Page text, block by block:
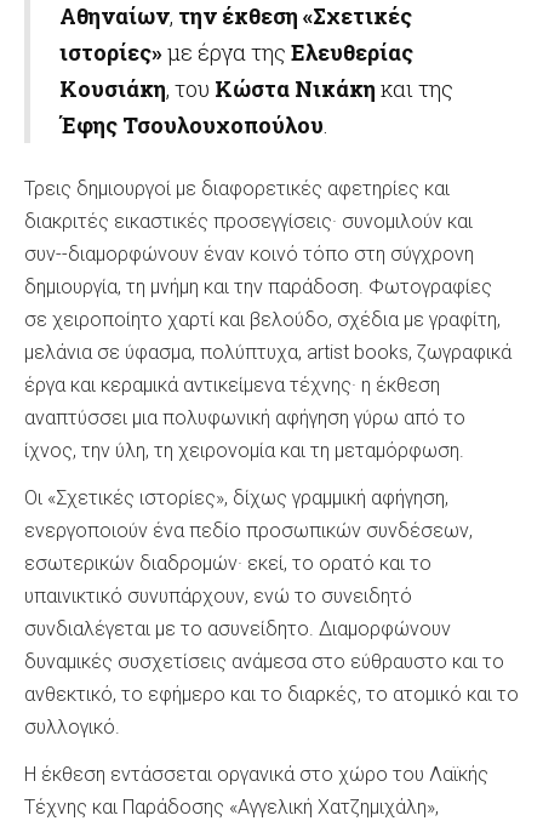
Αθηναίων, την έκθεση «Σχετικές
ιστορίες»με έργα της Ελευθερίας
Κουσιάκη, του Κώστα Νικάκη και της
Έφης Τσουλουχοπούλου.
Τρεις δημιουργοί με διαφορετικές αφετηρίες και
διακριτές εικαστικές προσεγγίσεις· συνομιλούν και
συν--διαμορφώνουν έναν κοινό τόπο στη σύγχρονη
δημιουργία, τη μνήμη και την παράδοση. Φωτογραφίες
σε χειροποίητο χαρτί και βελούδο, σχέδια με γραφίτη,
μελάνια σε ύφασμα, πολύπτυχα, artist books, ζωγραφικά
έργα και κεραμικά αντικείμενα τέχνης· η έκθεση
αναπτύσσει μια πολυφωνική αφήγηση γύρω από το
ίχνος, την ύλη, τη χειρονομία και τη μεταμόρφωση.
Οι «Σχετικές ιστορίες», δίχως γραμμική αφήγηση,
ενεργοποιούν ένα πεδίο προσωπικών συνδέσεων,
εσωτερικών διαδρομών· εκεί, το ορατό και το
υπαινικτικό συνυπάρχουν, ενώ το συνειδητό
συνδιαλέγεται με το ασυνείδητο. Διαμορφώνουν
δυναμικές συσχετίσεις ανάμεσα στο εύθραυστο και το
ανθεκτικό, το εφήμερο και το διαρκές, το ατομικό και το
συλλογικό.
Η έκθεση εντάσσεται οργανικά στο χώρο του Λαϊκής
Τέχνης και Παράδοσης «Αγγελική Χατζημιχάλη»,